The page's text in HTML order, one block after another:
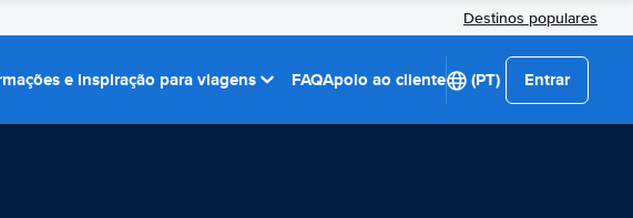
Destinos populares
e inspiração para viagens FAQApoio ao cliente (PT) Entrar